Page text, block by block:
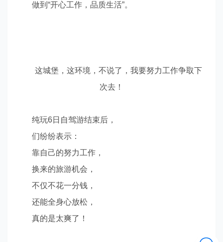
做到 “开心工作，品质生活”。
这城堡，这环境，不说了，我要努力工作争取下
次去！
纯玩6日自驾游结束后，
们纷纷表示：
靠自己的努力工作，
换来的旅游机会，
不仅不花一分钱，
还能全身心放松，
真的是太爽了！